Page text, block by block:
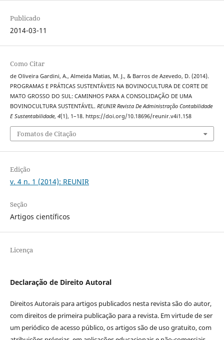
Publicado
2014-03-11
Como Citar
de Oliveira Gardini, A., Almeida Matias, M. J., & Barros de Azevedo, D. (2014).
PROGRAMAS E PRÁTICAS SUSTENTÁVEIS NA BOVINOCULTURA DE CORTE DE
MATO GROSSO DO SUL: CAMINHOS PARA A CONSOLIDAÇÃO DE UMA
BOVINOCULTURA SUSTENTÁVEL. REUNIR Revista De Administração Contabilidade
E Sustentabilidade, 4(1), 1–18. https://doi.org/10.18696/reunir.v4i1.158
Fomatos de Citação
Edição
v. 4 n. 1 (2014): REUNIR
Seção
Artigos científicos
Licença
Declaração de Direito Autoral
Direitos Autorais para artigos publicados nesta revista são do autor,
com direitos de primeira publicação para a revista. Em virtude de ser
um periódico de acesso público, os artigos são de uso gratuito, com